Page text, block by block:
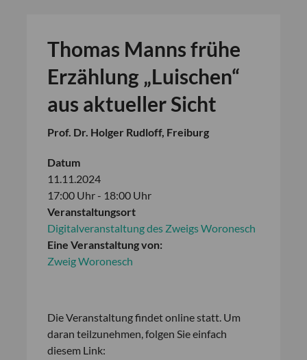
Thomas Manns frühe
Erzählung „Luischen“
aus aktueller Sicht
Prof. Dr. Holger Rudloff, Freiburg
Datum
11.11.2024
17:00 Uhr - 18:00 Uhr
Veranstaltungsort
Digitalveranstaltung des Zweigs Woronesch
Eine Veranstaltung von:
Zweig Woronesch
Die Veranstaltung findet online statt. Um
daran teilzunehmen, folgen Sie einfach
diesem Link: